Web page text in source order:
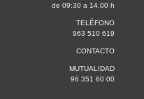
de 09:30 a 14.00 h
TELÉFONO
963 510 619
CONTACTO
MUTUALIDAD
96 351 60 00